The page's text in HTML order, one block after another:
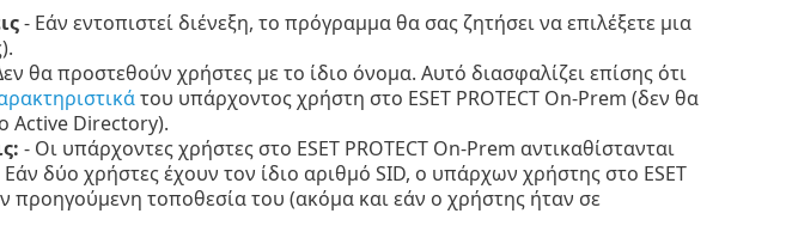
- Εάν εντοπιστεί διένεξη, το πρόγραμμα θα σας ζητήσει να επιλέξετε μια
θα προστεθούν χρήστες με το ίδιο όνομα. Αυτό διασφαλίζει επίσης ότι
του υπάρχοντος χρήστη στο ESET PROTECT On-Prem (δεν θα
Active Directory).
- Οι υπάρχοντες χρήστες στο ESET PROTECT On-Prem αντικαθίστανται
δύο χρήστες έχουν τον ίδιο αριθμό SID, ο υπάρχων χρήστης στο ESET
προηγούμενη τοποθεσία του (ακόμα και εάν ο χρήστης ήταν σε